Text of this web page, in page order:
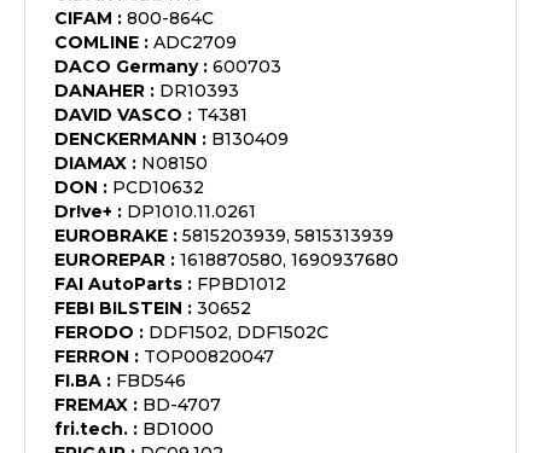
CIFAM : 800-864C
COMLINE : ADC2709
DACO Germany: 600703
DANAHER : DR10393
DAVID VASCO : T4381
DENCKERMANN : B130409
DIAMAX : N08150
DON : PCD10632
Dr!ve+ : DP1010.11.0261
EUROBRAKE : 5815203939, 5815313939
EUROREPAR : 1618870580, 1690937680
FAI AutoParts : FPBD1012
FEBI BILSTEIN : 30652
FERODO : DDF1502, DDF1502C
FERRON : TOP00820047
FI.BA : FBD546
FREMAX : BD-4707
fri.tech. : BD1000